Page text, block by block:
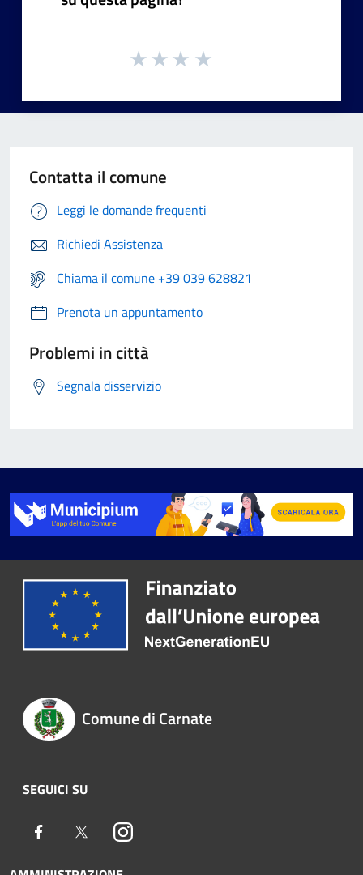
Contatta il comune
Leggi le domande frequenti
Richiedi Assistenza
Chiama il comune +39 039 628821
Prenota un appuntamento
Problemi in città
Segnala disservizio
Comune di Carnate
SEGUICI SU
Facebook TwitterInstagram